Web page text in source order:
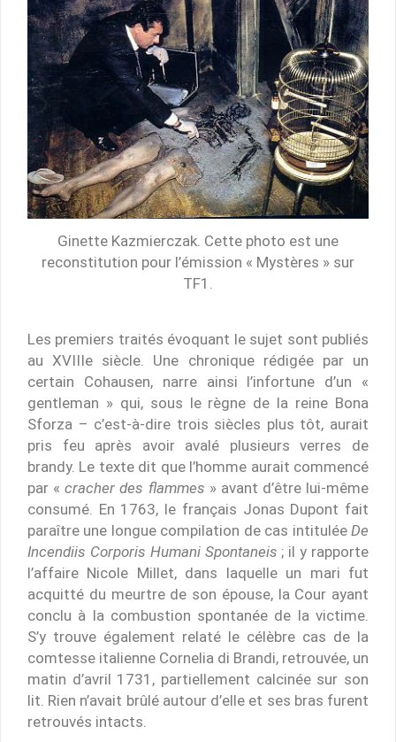
Ginette Kazmierczak. Cette photo est une
reconstitution pour l’émission « Mystères » sur
TF1.
Les premiers traités évoquant le sujet sont publiés
au XVIIIe siècle. Une chronique rédigée par un
certain Cohausen, narre ainsi l’infortune d’un «
gentleman » qui, sous le règne de la reine Bona
Sforza – c’est-à-dire trois siècles plus tôt, aurait
pris feu après avoir avalé plusieurs verres de
brandy. Le texte dit que l’homme aurait commencé
par «cracher des flammes » avant d’être lui-même
consumé. En 1763, le français Jonas Dupont fait
paraître une longue compilation de cas intitulée De
Incendiis Corporis Humani Spontaneis ; il y rapporte
l’affaire Nicole Millet, dans laquelle un mari fut
acquitté du meurtre de son épouse, la Cour ayant
conclu à la combustion spontanée de la victime.
S’y trouve également relaté le célèbre cas de la
comtesse italienne Cornelia di Brandi, retrouvée, un
matin d’avril 1731, partiellement calcinée sur son
lit. Rien n’avait brûlé autour d’elle et ses bras furent
retrouvés intacts.